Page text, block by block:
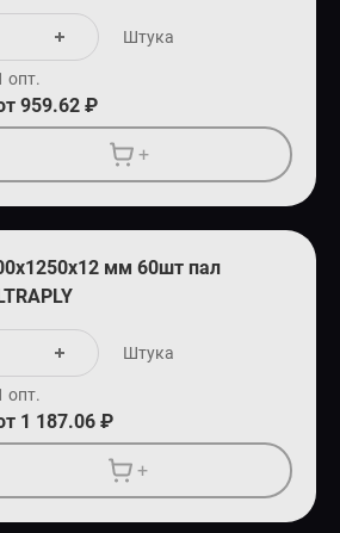
Штука
опт.
959.62 ₽
+
мм 60шт пал
Штука
опт.
1 187.06 ₽
+